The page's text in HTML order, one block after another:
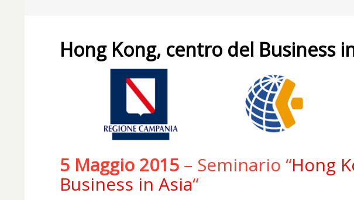
Hong Kong, centro del Business
5 Maggio 2015 – Seminario “Hong
Business in Asia“